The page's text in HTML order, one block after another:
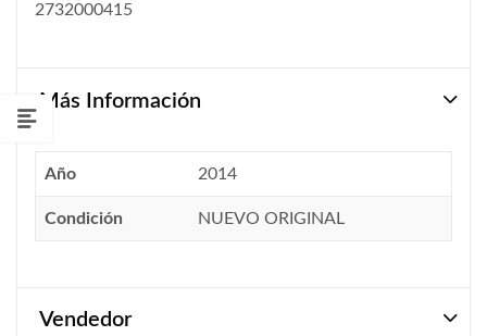
2732000415
Más Información
Año 2014
Condición NUEVO ORIGINAL
Vendedor